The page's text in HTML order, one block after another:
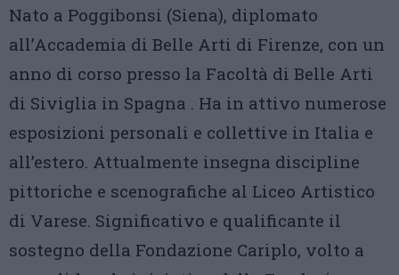
Nato a Poggibonsi (Siena), diplomato
all’Accademia di Belle Arti di Firenze, con un
anno di corso presso la Facoltà di Belle Arti
di Siviglia in Spagna . Ha in attivo numerose
esposizioni personali e collettive in Italia e
all’estero. Attualmente insegna discipline
pittoriche e scenografiche al Liceo Artistico
di Varese. Significativo e qualificante il
sostegno della Fondazione Cariplo, volto a